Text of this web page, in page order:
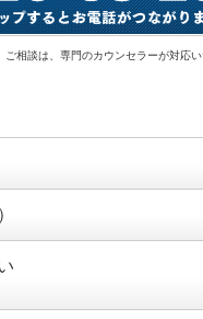
相談は、専門のカウンセラーが対応